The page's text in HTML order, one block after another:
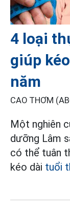
4 loại
giúp
năm
CAO THƠM
Một nghiên
dưỡng Lâm
có thể tuân
kéo dài tuổi